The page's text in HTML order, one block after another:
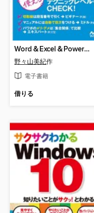
Word＆Excel＆PowerPointのスキルが身につく本
野々山美紀作
電子書籍
借りる